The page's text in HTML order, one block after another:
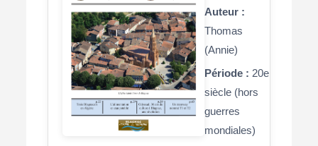
Auteur :
Thomas
(Annie)
Période : 20e
siècle (hors
guerres
mondiales)